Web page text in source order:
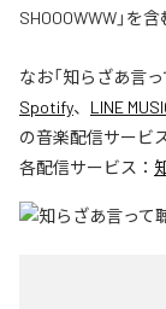
SHOOOWWW」を
なお「知らざあ言っ
Spotify、 LINE
の音楽配信サービ
各配信サービス：